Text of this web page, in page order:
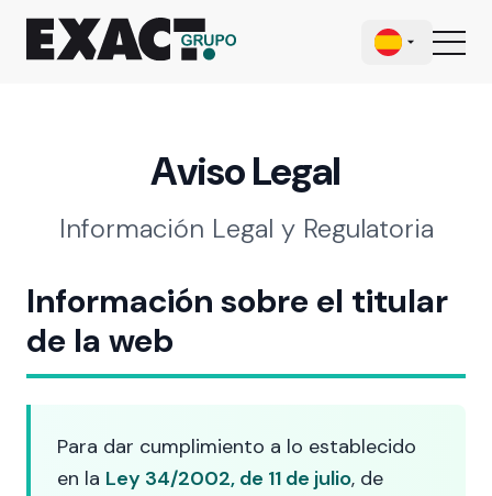
Aviso Legal
Información Legal y Regulatoria
Información sobre el titular
de la web
Para dar cumplimiento a lo establecido
en la Ley 34/2002, de 11 de julio, de